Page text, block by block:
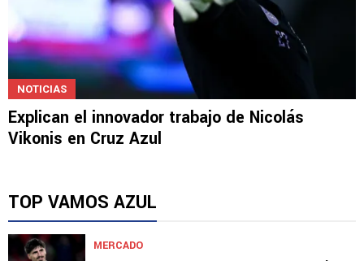
NOTICIAS
Explican el innovador trabajo de Nicolás
Vikonis en Cruz Azul
TOP VAMOS AZUL
MERCADO